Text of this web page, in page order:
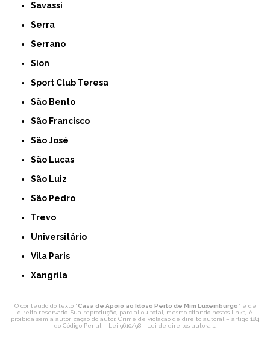
Savassi
Serra
Serrano
Sion
Sport Club Teresa
São Bento
São Francisco
São José
São Lucas
São Luiz
São Pedro
Trevo
Universitário
Vila Paris
Xangrila
O conteúdo do texto "Casa de Apoio ao Idoso Perto de Mim Luxemburgo" é de
direito reservado. Sua reprodução, parcial ou total, mesmo citando nossos links, é
proibida sem a autorização do autor. Crime de violação de direito autoral – artigo 184
do Código Penal – Lei 9610/98 - Lei de direitos autorais.